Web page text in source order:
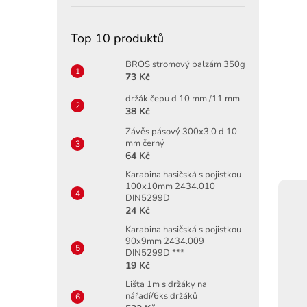
Top 10 produktů
BROS stromový balzám 350g
73 Kč
držák čepu d 10 mm /11 mm
38 Kč
Závěs pásový 300x3,0 d 10
mm černý
64 Kč
Karabina hasičská s pojistkou
100x10mm 2434.010
DIN5299D
24 Kč
Karabina hasičská s pojistkou
90x9mm 2434.009
DIN5299D ***
19 Kč
Lišta 1m s držáky na
nářadí/6ks držáků